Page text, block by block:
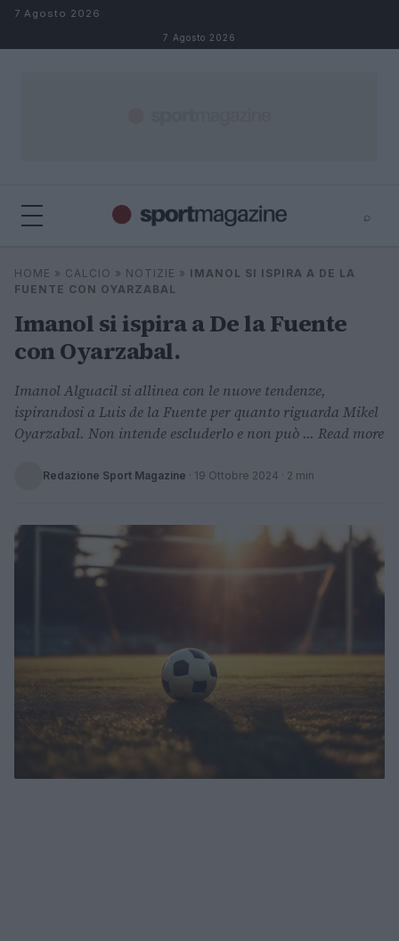
Salta al contenuto
7 Agosto 2026
7 Agosto 2026
⌕
Cerca
⌕
HOME » CALCIO » NOTIZIE » IMANOL SI ISPIRA A DE LA
FUENTE CON OYARZABAL
Imanol si ispira a De la Fuente
con Oyarzabal.
Imanol Alguacil si allinea con le nuove tendenze,
ispirandosi a Luis de la Fuente per quanto riguarda Mikel
Oyarzabal. Non intende escluderlo e non può ... Read more
Redazione Sport Magazine · 19 Ottobre 2024 · 2 min